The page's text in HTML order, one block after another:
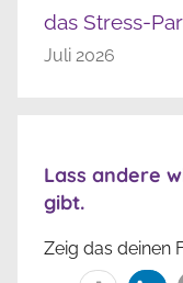
das Stress-
Juli 2026
Lass andere
gibt.
Zeig das deinen